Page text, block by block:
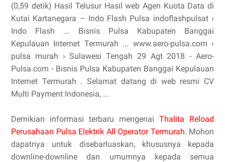
(0,59 detik) Hasil Telusur Hasil web Agen Kuota Data di
Kutai Kartanegara – Indo Flash Pulsa indoflashpulsat ›
Indo Flash ... Bisnis Pulsa Kabupaten Banggai
Kepulauan Internet Termurah ... www.aero-pulsa.com ›
pulsa murah › Sulawesi Tengah 29 Agt 2018 - Aero-
Pulsa.com - Bisnis Pulsa Kabupaten Banggai Kepulauan
Internet Termurah . Selamat datang di web resmi CV
Multi Payment Indonesia, ...
Demikian informasi terbaru mengenai Thalita Reload
Perusahaan Pulsa Elektrik All Operator Termurah. Mohon
dapatnya untuk disebarluaskan, khususnya kepada
downline-downline dan umumnya kepada semua